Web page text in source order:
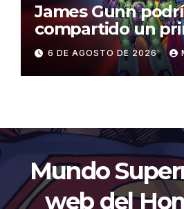
James Gunn
compartido un
al traje de Brainiac
6 DE AGOSTO DE 2026
Mundo
web del